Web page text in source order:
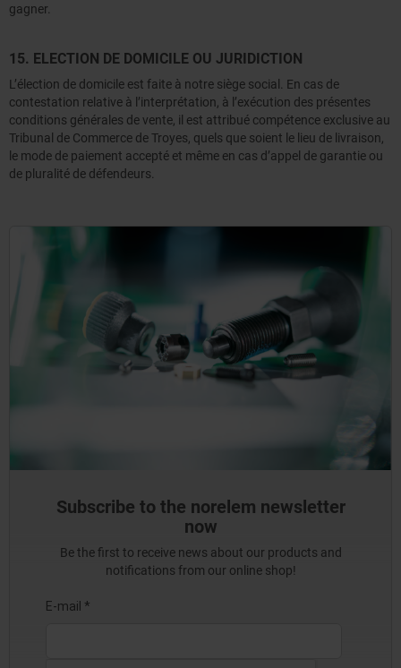
gagner.
15. ELECTION DE DOMICILE OU JURIDICTION
L’élection de domicile est faite à notre siège social. En cas de
contestation relative à l’interprétation, à l’exécution des présentes
conditions générales de vente, il est attribué compétence exclusive au
Tribunal de Commerce de Troyes, quels que soient le lieu de livraison,
le mode de paiement accepté et même en cas d’appel de garantie ou
de pluralité de défendeurs.
Subscribe to the norelem newsletter
now
Be the first to receive news about our products and
notifications from our online shop!